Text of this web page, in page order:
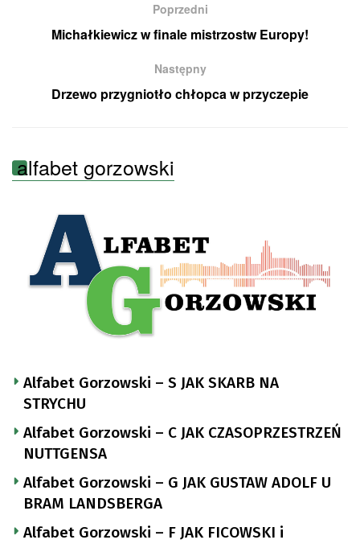
Poprzedni
Michałkiewicz w finale mistrzostw Europy!
Następny
Drzewo przygniotło chłopca w przyczepie
alfabet gorzowski
Alfabet Gorzowski – S JAK SKARB NA
STRYCHU
Alfabet Gorzowski – C JAK CZASOPRZESTRZEŃ
NUTTGENSA
Alfabet Gorzowski – G JAK GUSTAW ADOLF U
BRAM LANDSBERGA
Alfabet Gorzowski – F JAK FICOWSKI i